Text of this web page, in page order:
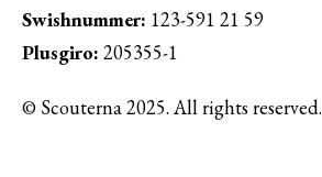
Swishnummer: 123-591 21 59
Plusgiro: 205355-1
© Scouterna 2025. All rights reserved.